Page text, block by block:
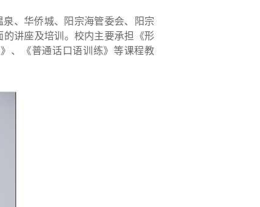
、华侨城、阳宗海管委会、阳宗
讲座及培训。校内主要承担《形
、《普通话口语训练》等课程教